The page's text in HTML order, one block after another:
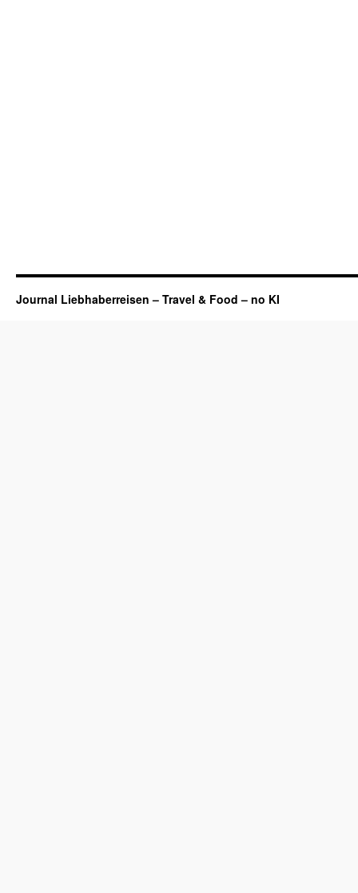
Journal Liebhaberreisen – Travel & Food – no KI